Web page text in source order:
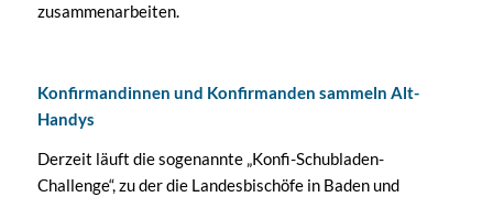
zusammenarbeiten.
Konfirmandinnen und Konfirmanden sammeln Alt-
Handys
Derzeit läuft die sogenannte „Konfi-Schubladen-
Challenge“, zu der die Landesbischöfe in Baden und